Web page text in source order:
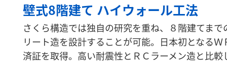
壁式8階建て ハイウォール工法
さくら構造では独自の研究を重ね、８階建てま
リート造を設計することが可能。日本初となる
済証を取得。高い耐震性とＲＣラーメン造と比